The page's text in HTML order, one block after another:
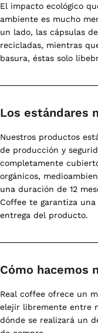
El impacto ecológico
ambiente es mucho
un lado, las cápsulas
recicladas, mientras
basura, éstas solo
Los estándares
Nuestros productos
de producción y
completamente
orgánicos,
una duración de 12
Coffee te garantiza
entrega del producto.
Cómo hacemos
Real coffee ofrece un
elejir libremente entre
dónde se realizará un